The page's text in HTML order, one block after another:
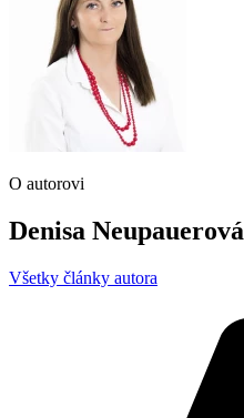
O autorovi
Denisa Neupauerová
Všetky články autora